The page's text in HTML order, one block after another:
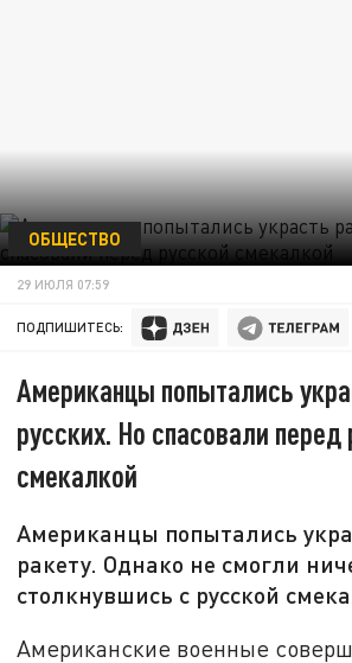
ОБЩЕСТВО
29 ИЮЛЯ 07:59
ПОДПИШИТЕСЬ:
Американцы попытались
русских. Но спасовали перед
смекалкой
Американцы попытались
ракету. Однако не смогли
столкнувшись с русской
Американские военные